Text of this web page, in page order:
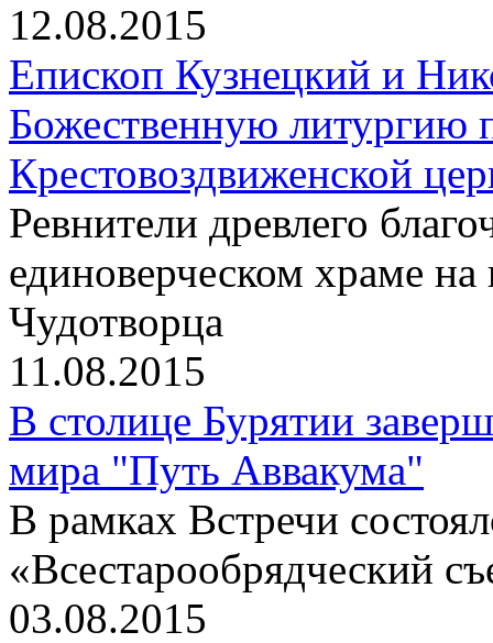
12.08.2015
Епископ Кузнецкий и
Божественную литургию
Крестовоздвиженской
Ревнители древлего
единоверческом храме
Чудотворца
11.08.2015
В столице Бурятии
мира "Путь Аввакума"
В рамках Встречи
«Всестарообрядческий
03.08.2015